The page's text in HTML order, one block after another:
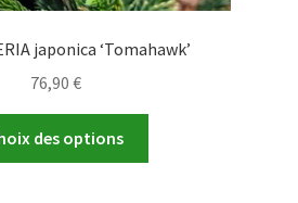
japonica ‘Tomahawk’
76,90 €
des options